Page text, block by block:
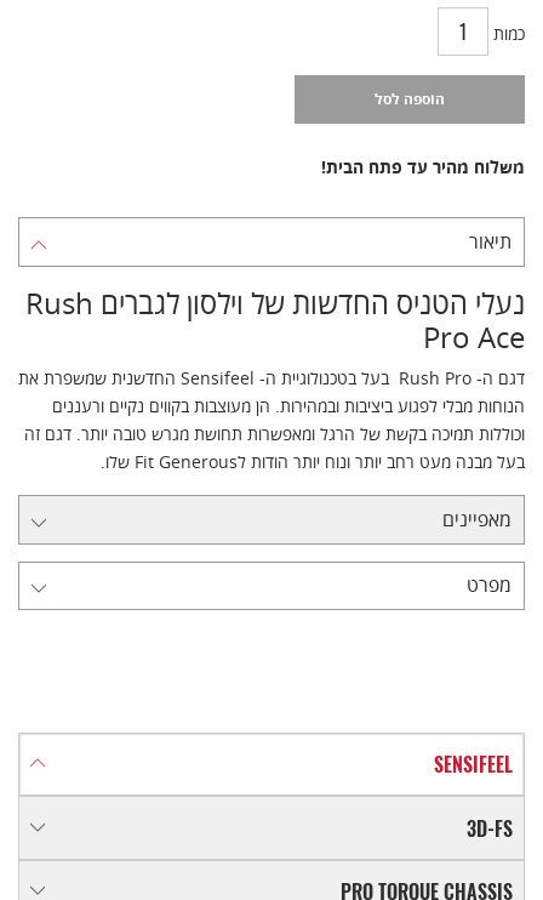
כמות
הוספה לסל
משלוח מהיר עד פתח הבית!
תיאור
נעלי הטניס החדשות של וילסון לגברים Rush
Pro Ace
דגם ה- Rush Pro בעל בטכנולוגיית ה- Sensifeel החדשנית שמשפרת את
הנוחות מבלי לפגוע ביציבות ובמהירות. הן מעוצבות בקווים נקיים ורעננים
וכוללות תמיכה בקשת של הרגל ומאפשרות תחושת מגרש טובה יותר. דגם זה
בעל מבנה מעט רחב יותר ונוח יותר הודות לFit Generous שלו.
מאפיינים
מפרט
SENSIFEEL
3D-FS
PRO TORQUE CHASSIS